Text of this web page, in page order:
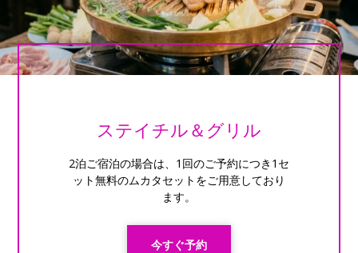
ステイチル＆グリル
2泊ご宿泊の場合は、1回のご予約につき1セ
ット無料のムカタセットをご用意しており
ます。
今すぐ予約